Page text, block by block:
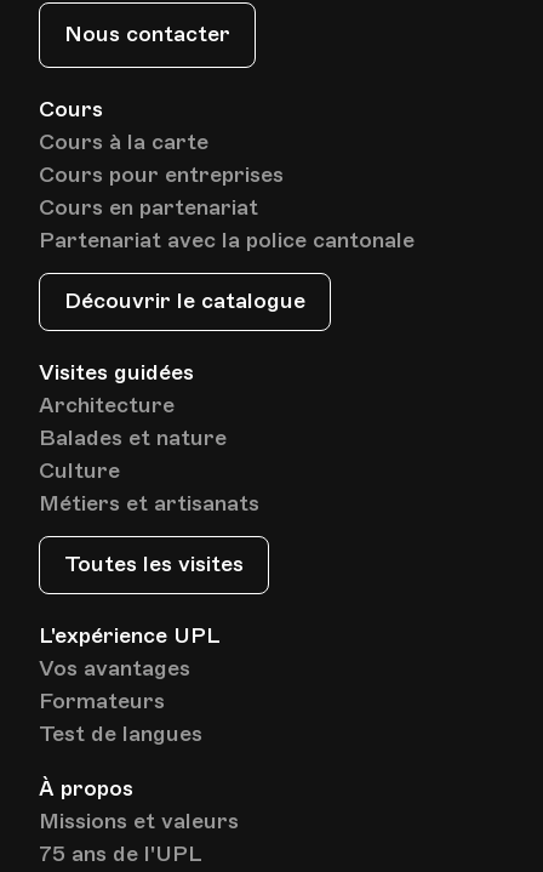
Cours
Cours à la carte
Cours pour entreprises
Cours en partenariat
Partenariat avec la police cantonale
Découvrir le catalogue
Visites guidées
Architecture
Balades et nature
Culture
Métiers et artisanats
Toutes les visites
L'expérience UPL
Vos avantages
Formateurs
Test de langues
À propos
Missions et valeurs
75 ans de l'UPL
Nous contacter